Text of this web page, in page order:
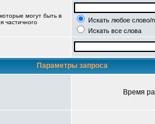
могут быть в
частичного
Искать любое слово/
Искать все слова
Параметры запроса
Время